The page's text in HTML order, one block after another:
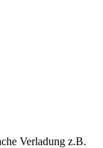
Verladung z.B.